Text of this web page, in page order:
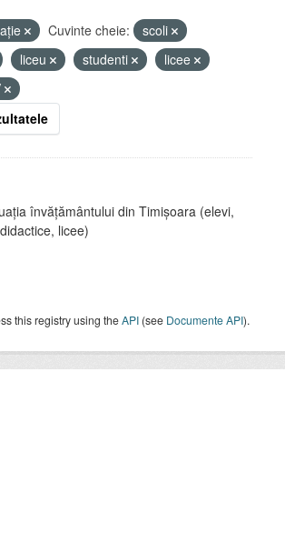
Cuvinte cheie:
scoli
liceu studenti
licee
învățământului din Timișoara (elevi,
licee)
this registry using theAPI (see Documente API).